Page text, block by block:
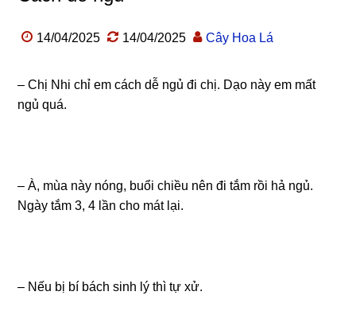
14/04/2025 14/04/2025 Cây Hoa Lá
– Chị Nhi chỉ em cách dễ ngủ đi chị. Dạo này em mất
ngủ quá.
– À, mùa này nóng, buổi chiều nên đi tắm rồi hả ngủ.
Ngày tắm 3, 4 lần cho mát lại.
– Nếu bị bí bách sinh lý thì tự xử.